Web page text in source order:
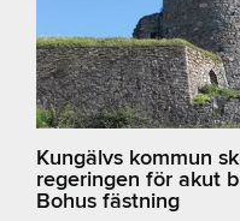
Kungälvs kommun
regeringen för akut
Bohus fästning